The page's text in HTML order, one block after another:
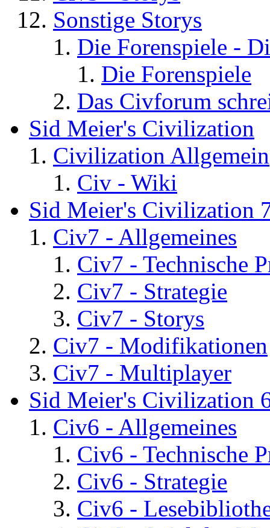
Sonstige Storys
Die Forenspiele -
Die Forenspiele
Das Civforum
Sid Meier's Civilization
Civilization Allgemein
Civ - Wiki
Sid Meier's Civilization
Civ7 - Allgemeines
Civ7 - Technische
Civ7 - Strategie
Civ7 - Storys
Civ7 - Modifikationen
Civ7 - Multiplayer
Sid Meier's Civilization
Civ6 - Allgemeines
Civ6 - Technische
Civ6 - Strategie
Civ6 -